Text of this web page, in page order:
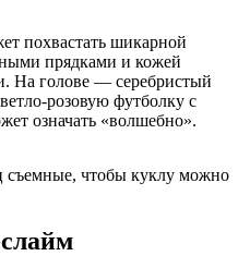
похвастать шикарной
прядками и кожей
На голове — серебристый
розовую футболку с
означать «волшебно».
съемные, чтобы куклу можно